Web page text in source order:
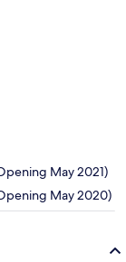
May 2021)
May 2020)